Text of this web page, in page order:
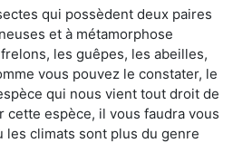
qui possèdent deux paires
et à métamorphose
les guêpes, les abeilles,
vous pouvez le constater, le
qui nous vient tout droit de
cette espèce, il vous faudra vous
les climats sont plus du genre